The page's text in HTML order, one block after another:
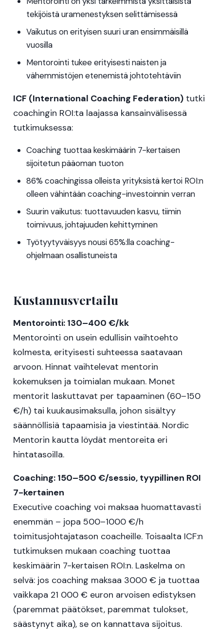
tekijöistä uramenestyksen selittämisessä
Vaikutus on erityisen suuri uran ensimmäisillä
vuosilla
Mentorointi tukee erityisesti naisten ja
vähemmistöjen etenemistä johtotehtäviin
ICF (International Coaching Federation) tutki
coachingin ROI:ta laajassa kansainvälisessä
tutkimuksessa:
Coaching tuottaa keskimäärin 7-kertaisen
sijoitetun pääoman tuoton
86% coachingissa olleista yrityksistä kertoi ROI:n
olleen vähintään coaching-investoinnin verran
Suurin vaikutus: tuottavuuden kasvu, tiimin
toimivuus, johtajuuden kehittyminen
Työtyytyväisyys nousi 65%:lla coaching-
ohjelmaan osallistuneista
Kustannusvertailu
Mentorointi: 130–400 €/kk
Mentorointi on usein edullisin vaihtoehto
kolmesta, erityisesti suhteessa saatavaan
arvoon. Hinnat vaihtelevat mentorin
kokemuksen ja toimialan mukaan. Monet
mentorit laskuttavat per tapaaminen (60–150
€/h) tai kuukausimaksulla, johon sisältyy
säännöllisiä tapaamisia ja viestintää. Nordic
Mentorin kautta löydät mentoreita eri
hintatasoilla.
Coaching: 150–500 €/sessio, tyypillinen ROI
7-kertainen
Executive coaching voi maksaa huomattavasti
enemmän – jopa 500–1000 €/h
toimitusjohtajatason coacheille. Toisaalta ICF:n
tutkimuksen mukaan coaching tuottaa
keskimäärin 7-kertaisen ROI:n. Laskelma on
selvä: jos coaching maksaa 3000 € ja tuottaa
vaikkapa 21 000 € euron arvoisen edistyksen
(paremmat päätökset, paremmat tulokset,
säästynyt aika), se on kannattava sijoitus.